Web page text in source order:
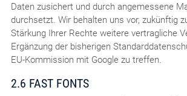
Daten zusichert und durch angemessene
durchsetzt. Wir behalten uns vor, zukünftig
Stärkung Ihrer Rechte weitere vertragliche
Ergänzung der bisherigen
EU-Kommission mit Google zu treffen.
2.6 FAST FONTS